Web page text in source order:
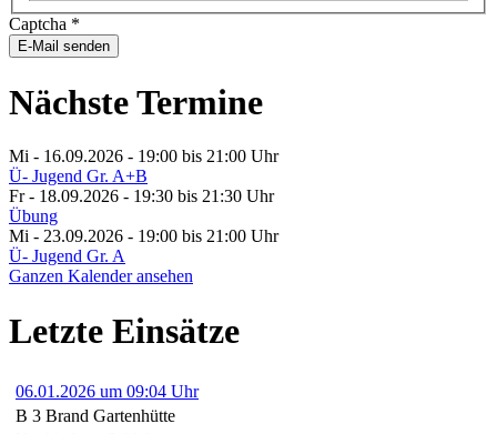
Captcha *
E-Mail senden
Nächste Termine
Mi - 16.09.2026 - 19:00 bis 21:00 Uhr
Ü- Jugend Gr. A+B
Fr - 18.09.2026 - 19:30 bis 21:30 Uhr
Übung
Mi - 23.09.2026 - 19:00 bis 21:00 Uhr
Ü- Jugend Gr. A
Ganzen Kalender ansehen
Letzte Einsätze
06.01.2026 um 09:04 Uhr
B 3 Brand Gartenhütte